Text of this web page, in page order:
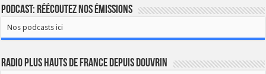
Podcast: Réécoutez nos émissions
Nos podcasts ici
Radio Plus Hauts de France depuis Douvrin